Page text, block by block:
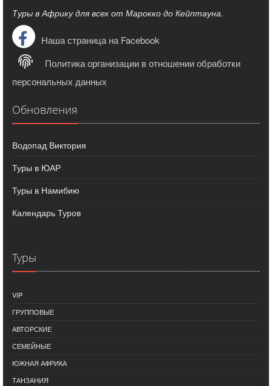
Туры в Африку для всех от Марокко до Кейптауна.
Наша страница на Facebook
Политика организации в отношении обработки
персональных данных
Обновления
Водопад Виктория
Туры в ЮАР
Туры в Намибию
Календарь Туров
Туры
VIP
ГРУППОВЫЕ
АВТОРСКИЕ
СЕМЕЙНЫЕ
ЮЖНАЯ АФРИКА
ТАНЗАНИЯ